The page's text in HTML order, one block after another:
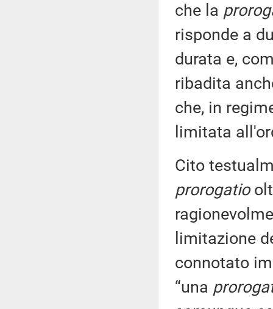
che la
risponde a
durata e,
ribadita
che, in
limitata
Cito
prorogatio
limitazione
connotato
“una